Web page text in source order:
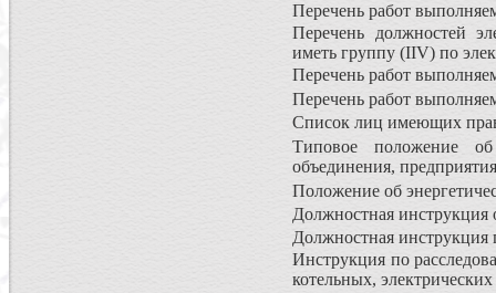
Перечень работ
Перечень должностей
иметь группу (IIV) по
Перечень работ
Перечень работ
Список лиц имеющих
Типовое положение об
объединения,
Положение об
Должностная инструкция
Должностная инструкция
Инструкция по
котельных,